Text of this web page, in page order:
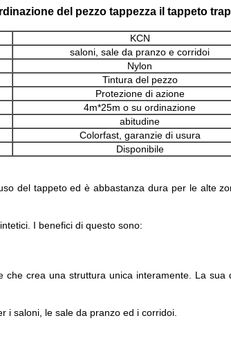
del pezzo tappezza il tappeto
KCN
saloni, sale da pranzo e corridoi
Nylon
Tintura del pezzo
Protezione di azione
4m*25m o su ordinazione
abitudine
Colorfast, garanzie di usura
Disponibile
del tappeto ed è abbastanza dura per le alte
I benefici di questo sono:
crea una struttura unica interamente. La
i saloni, le sale da pranzo ed i corridoi.